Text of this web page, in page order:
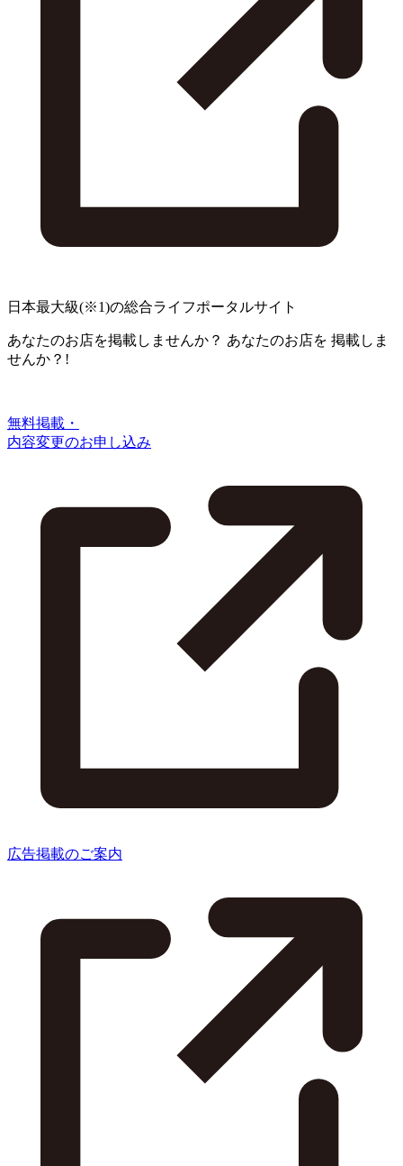
日本最大級(※1)の総合ライフポータルサイト
あなたのお店を掲載しませんか？ あなたのお店を 掲載しま
せんか？!
無料掲載・
内容変更のお申し込み
広告掲載のご案内